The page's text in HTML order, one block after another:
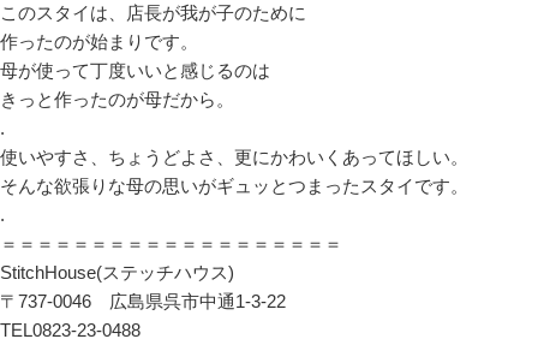
このスタイは、店長が我が子のために
作ったのが始まりです。
母が使って丁度いいと感じるのは
きっと作ったのが母だから。
.
使いやすさ、ちょうどよさ、更にかわいくあってほしい。
そんな欲張りな母の思いがギュッとつまったスタイです。
.
＝＝＝＝＝＝＝＝＝＝＝＝＝＝＝＝＝＝＝
StitchHouse(ステッチハウス)
〒737-0046 広島県呉市中通1-3-22
TEL0823-23-0488